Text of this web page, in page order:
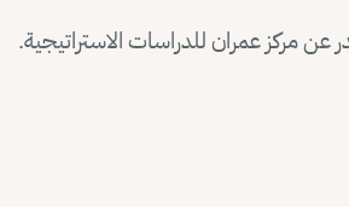
مركز عمران للدراسات الاستراتيجية.